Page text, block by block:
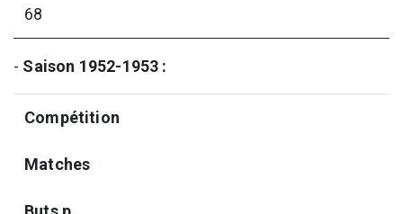
68
- Saison 1952-1953 :
Compétition
Matches